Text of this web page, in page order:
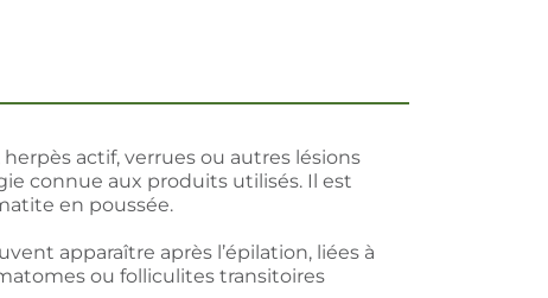
actif, verrues ou autres lésions
connue aux produits utilisés. Il est
en poussée.
apparaître après l’épilation, liées à
ou folliculites transitoires